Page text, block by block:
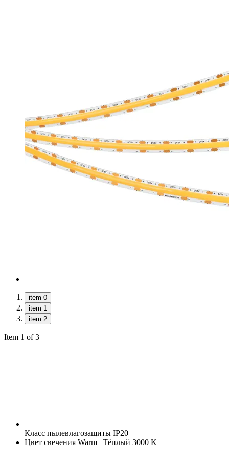
item 0
item 1
item 2
Item 1 of 3
Класс пылевлагозащиты IP20
Цвет свечения Warm | Тёплый 3000 K